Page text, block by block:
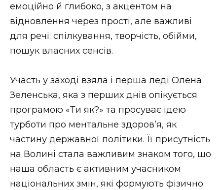
ФОТО
ВІДЕО
емоційно й глибоко, з акцентом на
відновлення через прості, але важливі
для речі: спілкування, творчість, обійми,
пошук власних сенсів.
Участь у заході взяла і перша леді Олена
Зеленська, яка з перших днів опікується
програмою «Ти як?» та просуває ідею
турботи про ментальне здоров’я, як
частину державної політики. Її присутність
на Волині стала важливим знаком того, що
наша область є активним учасником
національних змін, які формують фізично